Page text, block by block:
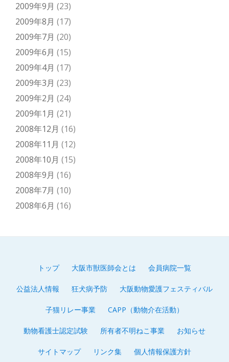
2009年9月 (23)
2009年8月 (17)
2009年7月 (20)
2009年6月 (15)
2009年4月 (17)
2009年3月 (23)
2009年2月 (24)
2009年1月 (21)
2008年12月 (16)
2008年11月 (12)
2008年10月 (15)
2008年9月 (16)
2008年7月 (10)
2008年6月 (16)
ニ
トップ 大阪市獣医師会とは 会員病院一覧
公益法人情報 狂犬病予防 大阪動物愛護フェスティバル
子猫リレー事業 CAPP（動物介在活動）
動物看護士認定試験 所有者不明ねこ事業 お知らせ
サイトマップ リンク集 個人情報保護方針